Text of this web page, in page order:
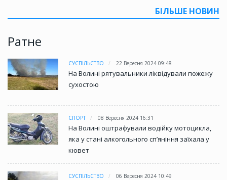
БІЛЬШЕ НОВИН
Ратне
СУСПІЛЬСТВО 22 Вересня 2024 09:48
На Волині рятувальники ліквідували пожежу
сухостою
СПОРТ 08 Вересня 2024 16:31
На Волині оштрафували водійку мотоцикла,
яка у стані алкогольного сп’яніння заїхала у
кювет
СУСПІЛЬСТВО
06 Вересня 2024 10:49